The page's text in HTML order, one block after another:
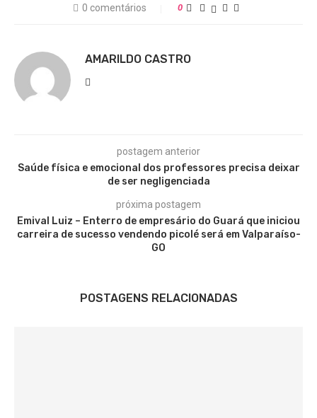
0 comentários 0
AMARILDO CASTRO
postagem anterior
Saúde física e emocional dos professores precisa deixar
de ser negligenciada
próxima postagem
Emival Luiz – Enterro de empresário do Guará que iniciou
carreira de sucesso vendendo picolé será em Valparaíso-
GO
POSTAGENS RELACIONADAS